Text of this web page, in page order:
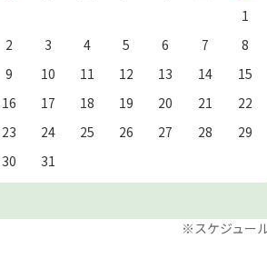
1
2
3 4 5 6 7
8
9
10 11 12 13 14
15
16
17 18 19 20 21
22
23
24 25 26 27 28
29
30
31
※スケジュー